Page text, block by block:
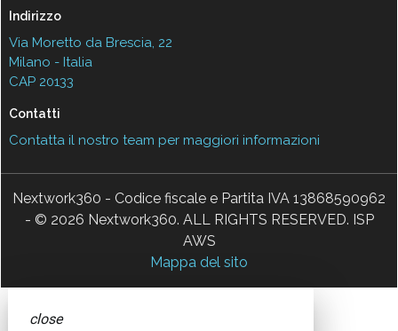
Indirizzo
Via Moretto da Brescia, 22
Milano - Italia
CAP 20133
Contatti
Contatta il nostro team per maggiori informazioni
Nextwork360 - Codice fiscale e Partita IVA 13868590962
- © 2026 Nextwork360. ALL RIGHTS RESERVED. ISP
AWS
Mappa del sito
close